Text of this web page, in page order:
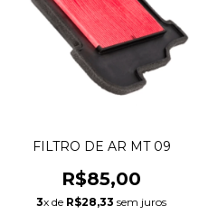
FILTRO DE AR MT 09
R$85,00
3x de R$28,33 sem juros